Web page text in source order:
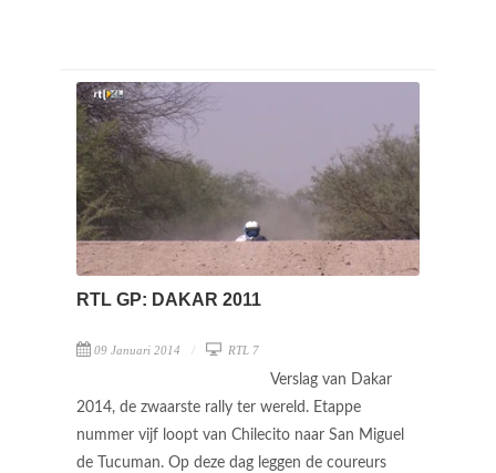
RTL GP: DAKAR 2011
09 Januari 2014 RTL 7
Verslag van Dakar
2014, de zwaarste rally ter wereld. Etappe
nummer vijf loopt van Chilecito naar San Miguel
de Tucuman. Op deze dag leggen de coureurs